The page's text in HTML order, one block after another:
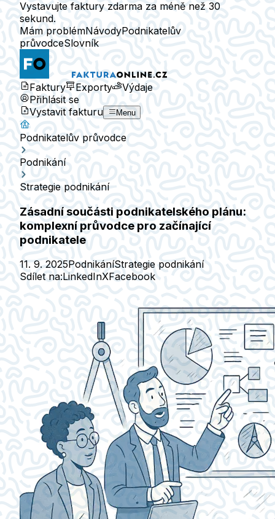
Vystavujte faktury zdarma za méně než 30
sekund.
Mám problémNávodyPodnikatelův
průvodceSlovník
Faktury Exporty
Výdaje
Přihlásit se
Vystavit fakturu
Menu
Podnikatelův průvodce
Podnikání
Strategie podnikání
Zásadní součásti podnikatelského plánu:
komplexní průvodce pro začínající
podnikatele
11. 9. 2025PodnikáníStrategie podnikání
Sdílet na:LinkedInXFacebook